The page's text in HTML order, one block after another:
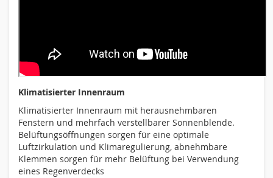
Klimatisierter Innenraum
Klimatisierter Innenraum mit herausnehmbaren
Fenstern und mehrfach verstellbarer Sonnenblende.
Belüftungsöffnungen sorgen für eine optimale
Luftzirkulation und Klimaregulierung, abnehmbare
Klemmen sorgen für mehr Belüftung bei Verwendung
eines Regenverdecks